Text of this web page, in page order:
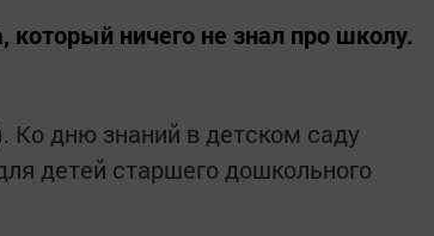
ничего не знал про школу.
Ко дню знаний в детском саду
детей старшего дошкольного